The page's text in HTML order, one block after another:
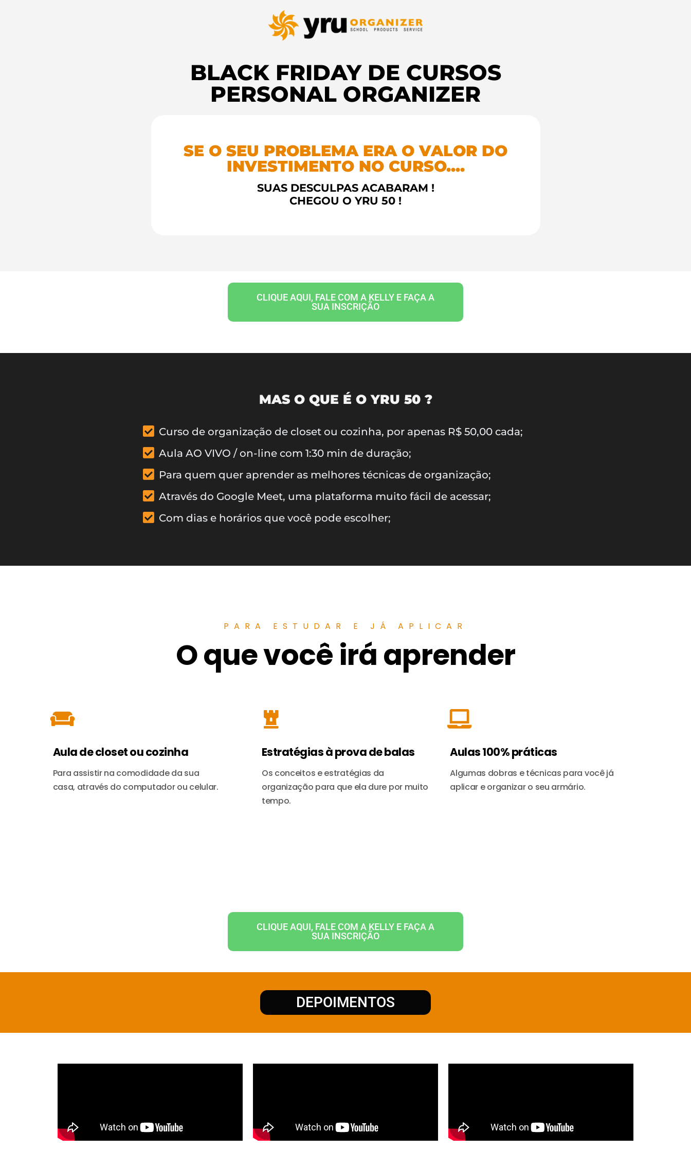
BLACK FRIDAY DE CURSOS
PERSONAL ORGANIZER
SE O SEU PROBLEMA ERA O VALOR DO
INVESTIMENTO NO CURSO....
SUAS DESCULPAS ACABARAM !
CHEGOU O YRU 50 !
CLIQUE AQUI, FALE COM A KELLY E FAÇA A
SUA INSCRIÇÃO
MAS O QUE É O YRU 50 ?
Curso de organização de closet ou cozinha, por apenas R$ 50,00 cada;
Aula AO VIVO / on-line com 1:30 min de duração;
Para quem quer aprender as melhores técnicas de organização;
Através do Google Meet, uma plataforma muito fácil de acessar;
Com dias e horários que você pode escolher;
PARA ESTUDAR E JÁ APLICAR
O que você irá aprender
Aula de closet ou cozinha
Para assistir na comodidade da sua
casa, através do computador ou celular.
Estratégias à prova de balas
Os conceitos e estratégias da
organização para que ela dure por muito
tempo.
Aulas 100% práticas
Algumas dobras e técnicas para você já
aplicar e organizar o seu armário.
CLIQUE AQUI, FALE COM A KELLY E FAÇA A
SUA INSCRIÇÃO
DEPOIMENTOS